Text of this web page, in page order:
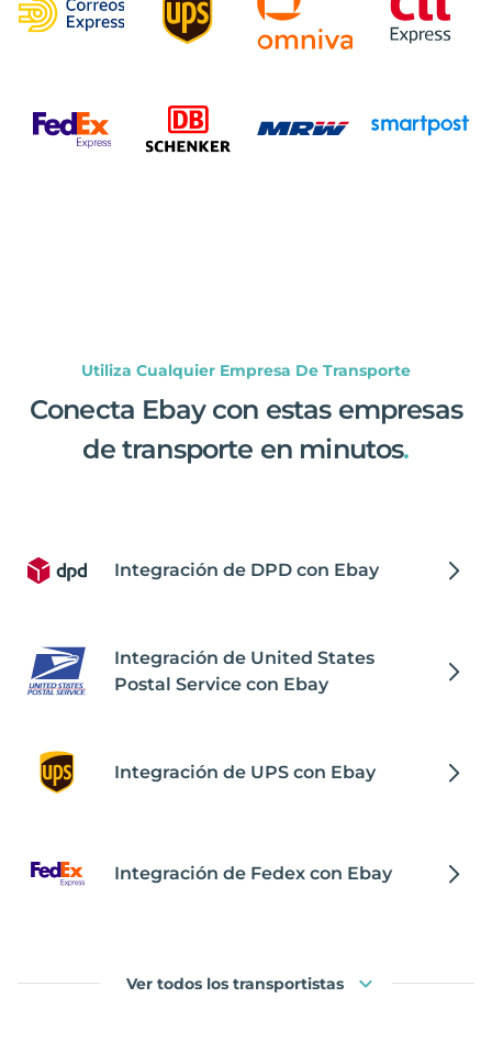
Utiliza Cualquier Empresa De Transporte
Conecta Ebay con estas empresas
de transporte en minutos.
Integración de DPD con Ebay
Integración de United States
Postal Service con Ebay
Integración de UPS con Ebay
Integración de Fedex con Ebay
Ver todos los transportistas